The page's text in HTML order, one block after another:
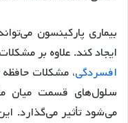
بیماری پارکینسون
ایجاد کند. علاوه بر
افسردگی، مشکلات
سلول‌های قسمت میان
می‌شود تأثیر می‌گذارد.